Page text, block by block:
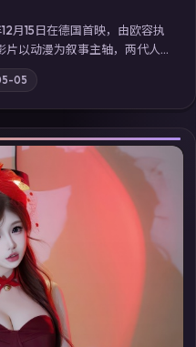
月15日在德国首映，由欧容执
片以动漫为叙事主轴，两代人
配乐强化地域气质；站内亦
线看」延展检索同类型高分
05